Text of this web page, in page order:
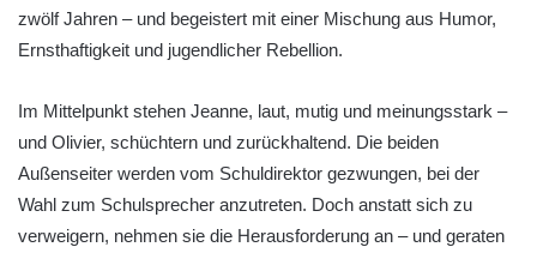
zwölf Jahren – und begeistert mit einer Mischung aus Humor,
Ernsthaftigkeit und jugendlicher Rebellion.
Im Mittelpunkt stehen Jeanne, laut, mutig und meinungsstark –
und Olivier, schüchtern und zurückhaltend. Die beiden
Außenseiter werden vom Schuldirektor gezwungen, bei der
Wahl zum Schulsprecher anzutreten. Doch anstatt sich zu
verweigern, nehmen sie die Herausforderung an – und geraten